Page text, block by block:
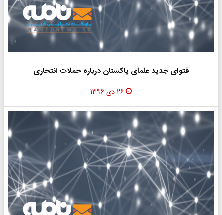
فتوای جدید علمای پاکستان درباره حملات انتحاری
۲۶ دی ۱۳۹۶